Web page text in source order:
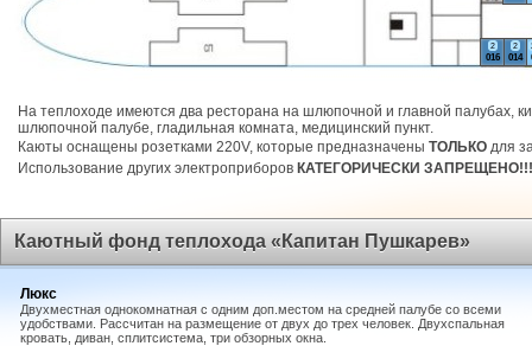
2
014
2
016
На теплоходе имеются два ресторана на шлюпочной и главной палубах,
шлюпочной палубе, гладильная комната, медицинский пункт.
Каюты оснащены розетками 220V, которые предназначены ТОЛЬКО для
Использование других электроприборов КАТЕГОРИЧЕСКИ ЗАПРЕЩЕНО!!!
Каютный фонд теплохода «Капитан Пушкарев»
Люкс
Двухместная однокомнатная с одним доп.местом на средней палубе со всеми
удобствами. Рассчитан на размещение от двух до трех человек. Двухспальная
кровать, диван, сплитсистема, три обзорных окна.